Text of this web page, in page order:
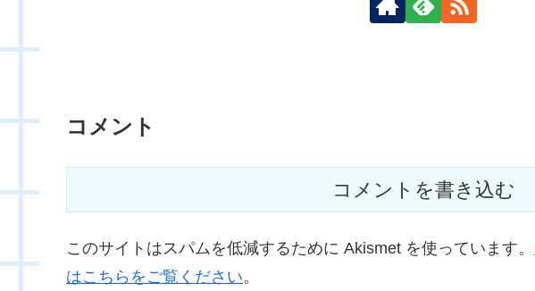
コメント
コメントを書き込む
このサイトはスパムを低減するために Akismet を使っています。
はこちらをご覧ください。